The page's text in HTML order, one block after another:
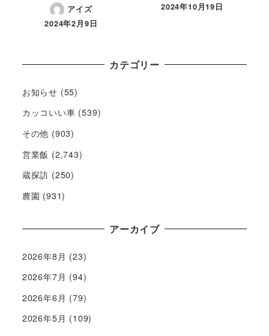
アイズ
2024年2月9日
2024年10月19日
カテゴリー
お知らせ (55)
カッコいい車 (539)
その他 (903)
営業飯 (2,743)
蔵探訪 (250)
農園 (931)
アーカイブ
2026年8月 (23)
2026年7月 (94)
2026年6月 (79)
2026年5月 (109)